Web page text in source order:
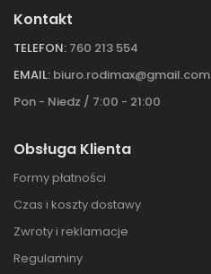
Kontakt
TELEFON: 760 213 554
EMAIL: biuro.rodimax@gmail.com
Pon - Niedz / 7:00 - 21:00
Obsługa Klienta
Formy płatności
Czas i koszty dostawy
Zwroty i reklamacje
Regulaminy